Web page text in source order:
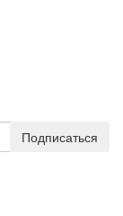
Подписаться